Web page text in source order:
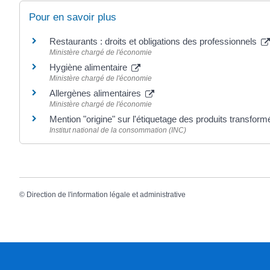
Pour en savoir plus
Restaurants : droits et obligations des professionnels
Ministère chargé de l'économie
Hygiène alimentaire
Ministère chargé de l'économie
Allergènes alimentaires
Ministère chargé de l'économie
Mention "origine" sur l'étiquetage des produits
Institut national de la consommation (INC)
© Direction de l'information légale et administrative